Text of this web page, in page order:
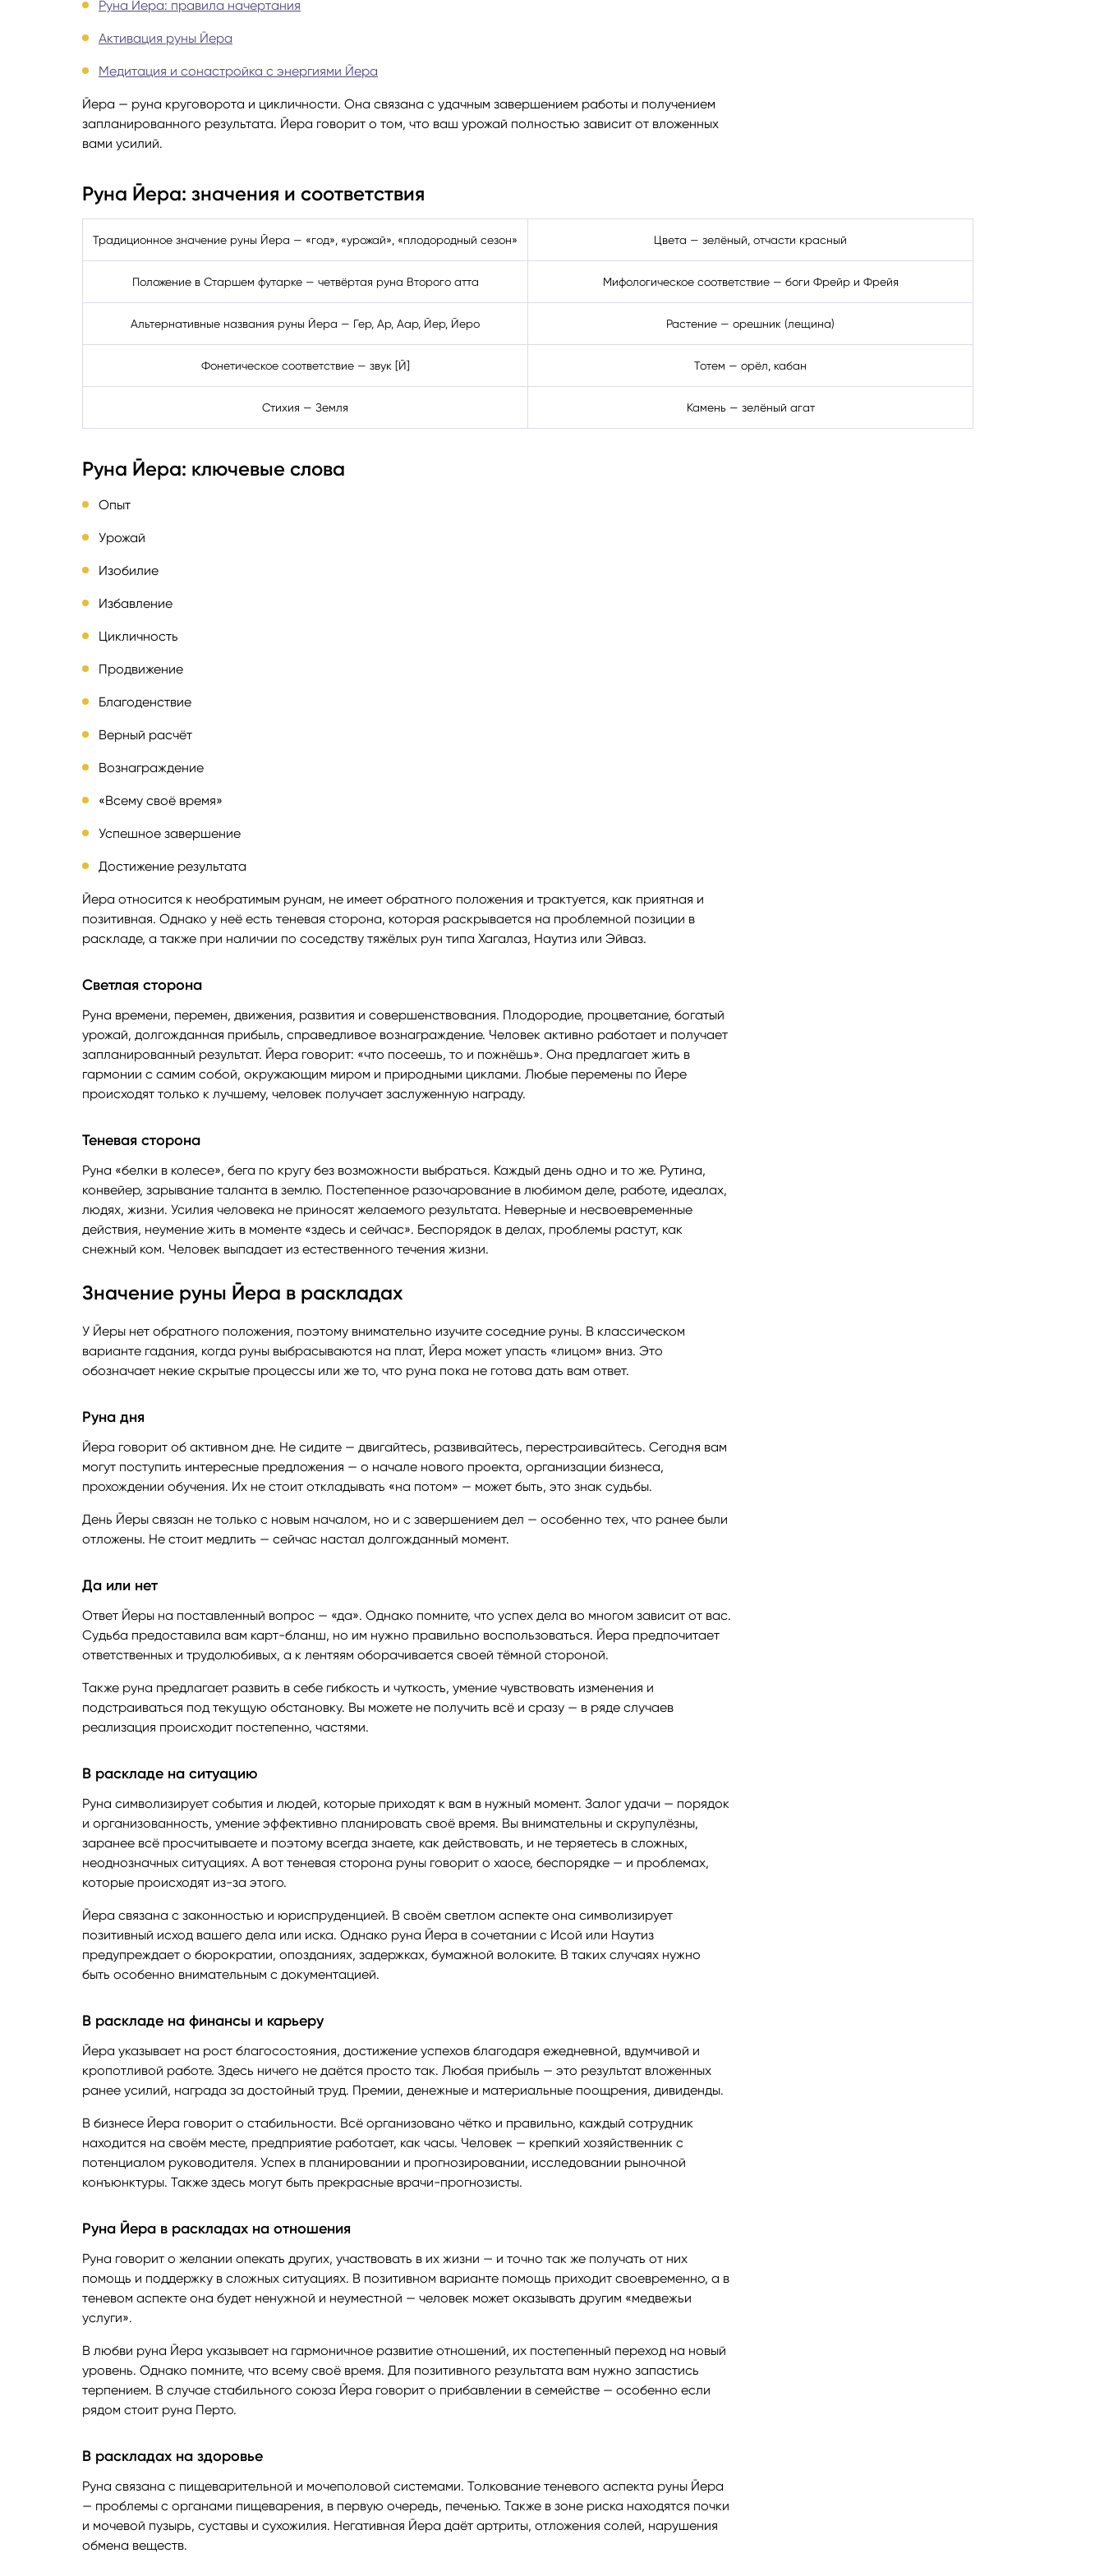
Чакрологи
Стрелец
Водолей
Расклад Таро на ситуацию
Расклад Таро «Карта дня»
Руна Йера: правила начертания
Активация руны Йера
Медитация и сонастройка с энергиями Йера
Йера — руна круговорота и цикличности. Она связана с удачным завершением работы и получением
запланированного результата. Йера говорит о том, что ваш урожай полностью зависит от вложенных
вами усилий.
Руна Йера: значения и соответствия
Традиционное значение руны Йера — «год», «урожай», «плодородный сезон» Цвета — зелёный, отчасти красный
Положение в Старшем футарке — четвёртая руна Второго атта Мифологическое соответствие — боги Фрейр и Фрейя
Альтернативные названия руны Йера — Гер, Ар, Аар, Йер, Йеро Растение — орешник (лещина)
Фонетическое соответствие — звук [Й] Тотем — орёл, кабан
Стихия — Земля Камень — зелёный агат
Руна Йера: ключевые слова
Опыт
Урожай
Изобилие
Избавление
Цикличность
Продвижение
Благоденствие
Верный расчёт
Вознаграждение
«Всему своё время»
Успешное завершение
Достижение результата
Йера относится к необратимым рунам, не имеет обратного положения и трактуется, как приятная и
позитивная. Однако у неё есть теневая сторона, которая раскрывается на проблемной позиции в
раскладе, а также при наличии по соседству тяжёлых рун типа Хагалаз, Наутиз или Эйваз.
Светлая сторона
Руна времени, перемен, движения, развития и совершенствования. Плодородие, процветание, богатый
урожай, долгожданная прибыль, справедливое вознаграждение. Человек активно работает и получает
запланированный результат. Йера говорит: «что посеешь, то и пожнёшь». Она предлагает жить в
гармонии с самим собой, окружающим миром и природными циклами. Любые перемены по Йере
происходят только к лучшему, человек получает заслуженную награду.
Теневая сторона
Руна «белки в колесе», бега по кругу без возможности выбраться. Каждый день одно и то же. Рутина,
конвейер, зарывание таланта в землю. Постепенное разочарование в любимом деле, работе, идеалах,
людях, жизни. Усилия человека не приносят желаемого результата. Неверные и несвоевременные
действия, неумение жить в моменте «здесь и сейчас». Беспорядок в делах, проблемы растут, как
снежный ком. Человек выпадает из естественного течения жизни.
Значение руны Йера в раскладах
У Йеры нет обратного положения, поэтому внимательно изучите соседние руны. В классическом
варианте гадания, когда руны выбрасываются на плат, Йера может упасть «лицом» вниз. Это
обозначает некие скрытые процессы или же то, что руна пока не готова дать вам ответ.
Руна дня
Йера говорит об активном дне. Не сидите — двигайтесь, развивайтесь, перестраивайтесь. Сегодня вам
могут поступить интересные предложения — о начале нового проекта, организации бизнеса,
прохождении обучения. Их не стоит откладывать «на потом» — может быть, это знак судьбы.
День Йеры связан не только с новым началом, но и с завершением дел — особенно тех, что ранее были
отложены. Не стоит медлить — сейчас настал долгожданный момент.
Да или нет
Ответ Йеры на поставленный вопрос — «да». Однако помните, что успех дела во многом зависит от вас.
Судьба предоставила вам карт-бланш, но им нужно правильно воспользоваться. Йера предпочитает
ответственных и трудолюбивых, а к лентяям оборачивается своей тёмной стороной.
Также руна предлагает развить в себе гибкость и чуткость, умение чувствовать изменения и
подстраиваться под текущую обстановку. Вы можете не получить всё и сразу — в ряде случаев
реализация происходит постепенно, частями.
В раскладе на ситуацию
Руна символизирует события и людей, которые приходят к вам в нужный момент. Залог удачи — порядок
и организованность, умение эффективно планировать своё время. Вы внимательны и скрупулёзны,
заранее всё просчитываете и поэтому всегда знаете, как действовать, и не теряетесь в сложных,
неоднозначных ситуациях. А вот теневая сторона руны говорит о хаосе, беспорядке — и проблемах,
которые происходят из-за этого.
Йера связана с законностью и юриспруденцией. В своём светлом аспекте она символизирует
позитивный исход вашего дела или иска. Однако руна Йера в сочетании с Исой или Наутиз
предупреждает о бюрократии, опозданиях, задержках, бумажной волоките. В таких случаях нужно
быть особенно внимательным с документацией.
В раскладе на финансы и карьеру
Йера указывает на рост благосостояния, достижение успехов благодаря ежедневной, вдумчивой и
кропотливой работе. Здесь ничего не даётся просто так. Любая прибыль — это результат вложенных
ранее усилий, награда за достойный труд. Премии, денежные и материальные поощрения, дивиденды.
В бизнесе Йера говорит о стабильности. Всё организовано чётко и правильно, каждый сотрудник
находится на своём месте, предприятие работает, как часы. Человек — крепкий хозяйственник с
потенциалом руководителя. Успех в планировании и прогнозировании, исследовании рыночной
конъюнктуры. Также здесь могут быть прекрасные врачи-прогнозисты.
Руна Йера в раскладах на отношения
Руна говорит о желании опекать других, участвовать в их жизни — и точно так же получать от них
помощь и поддержку в сложных ситуациях. В позитивном варианте помощь приходит своевременно, а в
теневом аспекте она будет ненужной и неуместной — человек может оказывать другим «медвежьи
услуги».
В любви руна Йера указывает на гармоничное развитие отношений, их постепенный переход на новый
уровень. Однако помните, что всему своё время. Для позитивного результата вам нужно запастись
терпением. В случае стабильного союза Йера говорит о прибавлении в семействе — особенно если
рядом стоит руна Перто.
В раскладах на здоровье
Руна связана с пищеварительной и мочеполовой системами. Толкование теневого аспекта руны Йера
— проблемы с органами пищеварения, в первую очередь, печенью. Также в зоне риска находятся почки
и мочевой пузырь, суставы и сухожилия. Негативная Йера даёт артриты, отложения солей, нарушения
обмена веществ.